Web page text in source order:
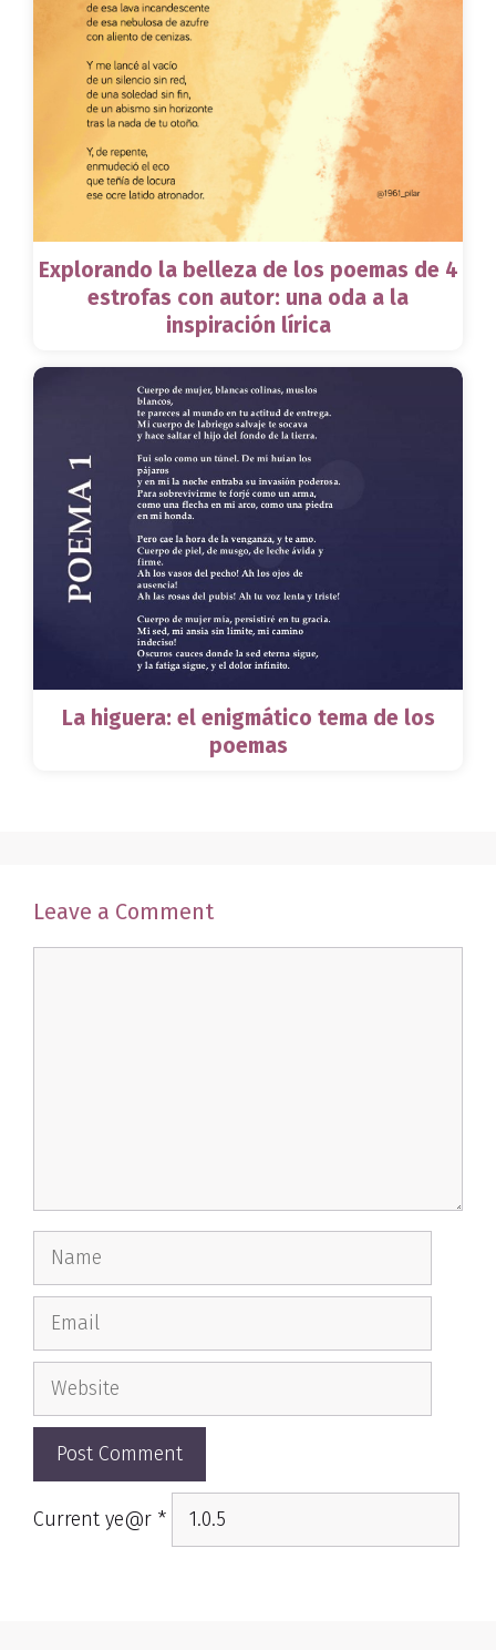
Explorando la belleza de los poemas de 4
estrofas con autor: una oda a la
inspiración lírica
La higuera: el enigmático tema de los
poemas
Leave a Comment
Name
Email
Website
Current ye@r *